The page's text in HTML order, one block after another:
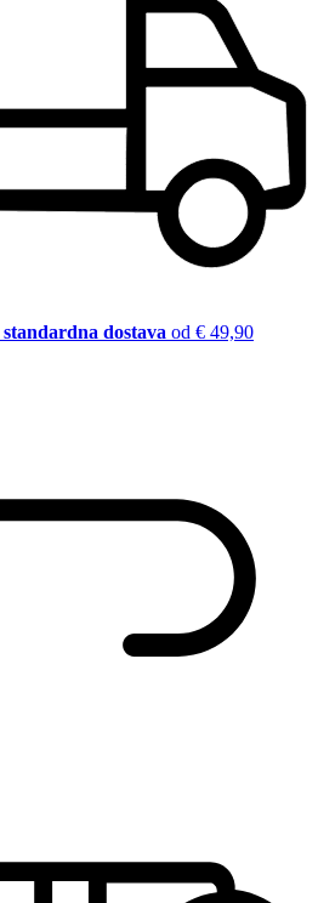
dostava od € 49,90